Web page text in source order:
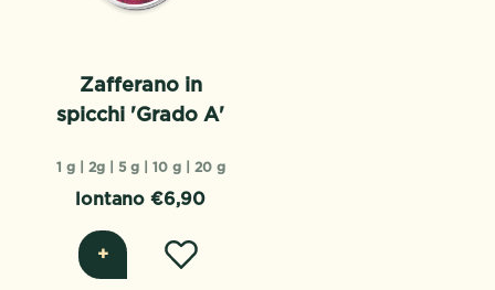
Zafferano in
spicchi 'Grado A'
1 g | 2g | 5 g | 10 g | 20 g
lontano €6,90
+